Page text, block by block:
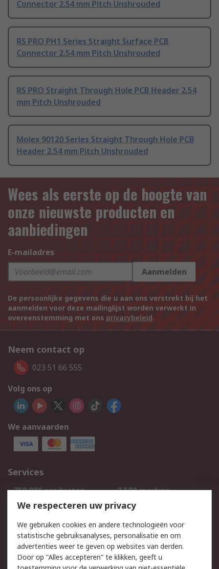
Connector 2.54 mm Pitch Unshrouded
RS PRO PH1 Series Straight Surface PCB
Connector 2.54 mm Pitch Unshrouded
RS PRO Straight Through Hole PCB Header 2.54
mm Pitch Unshrouded
Molex 90120 Series Straight Through Hole PCB
Header 2.54 mm Pitch Unshrouded
Wees als eerste op de hoogte van
onze nieuwste producten en
aanbiedingen
E-mailadres
Aanmelden
De persoonlijke gegevens die u aan ons verstrekt bij het
aanmelden voor deze mailinglijst worden verwerkt in
overeenstemming met ons privacybeleid.
Neem contact op
023 51 66 555
Volg ons op
We aanvaarden
Services
750.000 producten
2.500 merken
Bestellen
Inkoopoplossingen
Track & Trace
Wettelijk
We respecteren uw privacy
We gebruiken cookies en andere technologieën voor
statistische gebruiksanalyses, personalisatie en om
advertenties weer te geven op websites van derden.
Door op "Alles accepteren" te klikken, geeft u